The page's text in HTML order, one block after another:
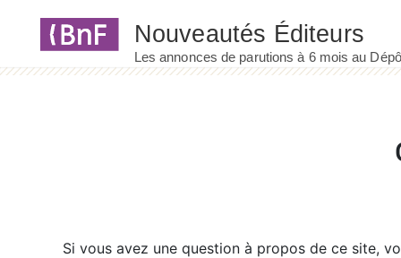
Si vous avez une question à propos de ce site,